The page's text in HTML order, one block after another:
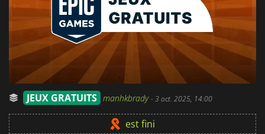
JEUX GRATUITS manhkbrady-3 oct. 2025, 14:00
est fini